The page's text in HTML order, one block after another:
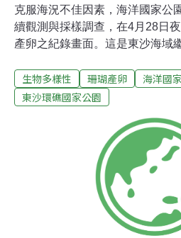
克服海況不佳因素，海洋國家公
續觀測與採樣調查，在4月28日
產卵之紀錄畫面。這是東沙海域
開始採樣觀察珊瑚生殖腺發育情
殖週期，人員以接力方式進行夜
處也以人工移植扦插（無性生殖
瑚種源，進行珊瑚復育，目前已
植54分枝）的復育試驗區。海管
瑚覆蓋率5年來已有所提升，由
17.5~71.5%。海管處表示，東沙
千萬年的生長堆積而成，為我國
環礁，同時東沙海域緊鄰全球海
生物多樣性 珊瑚產卵 海洋國
東沙環礁國家公園